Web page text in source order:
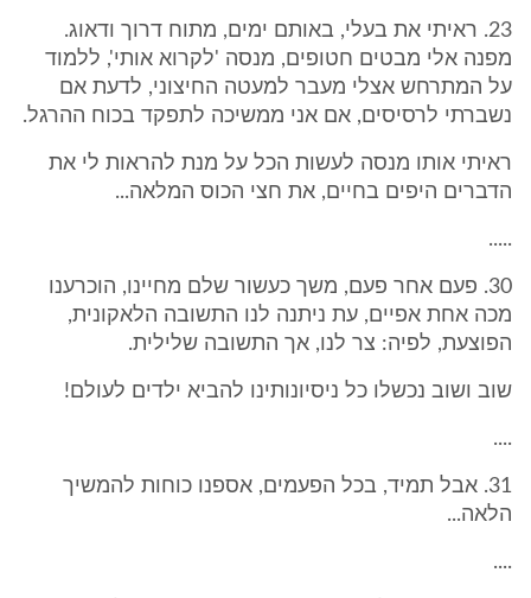
23. ראיתי את בעלי, באותם ימים, מתוח דרוך ודאוג.
מפנה אלי מבטים חטופים, מנסה 'לקרוא אותי', ללמוד
על המתרחש אצלי מעבר למעטה החיצוני, לדעת אם
נשברתי לרסיסים, אם אני ממשיכה לתפקד בכוח ההרגל.
ראיתי אותו מנסה לעשות הכל על מנת להראות לי את
הדברים היפים בחיים, את חצי הכוס המלאה...
.....
30. פעם אחר פעם, משך כעשור שלם מחיינו, הוכרענו
מכה אחת אפיים, עת ניתנה לנו התשובה הלאקונית,
הפוצעת, לפיה: צר לנו, אך התשובה שלילית.
שוב ושוב נכשלו כל ניסיונותינו להביא ילדים לעולם!
....
31. אבל תמיד, בכל הפעמים, אספנו כוחות להמשיך
הלאה...
....